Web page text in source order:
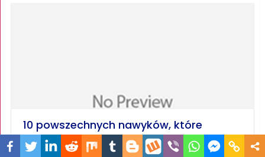
10 powszechnych nawyków, które
poważnie uszkadzają nerki. Zdziwisz się